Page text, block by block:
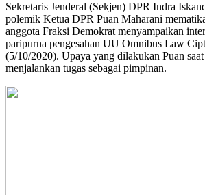
Sekretaris Jenderal (Sekjen) DPR Indra
polemik Ketua DPR Puan Maharani
anggota Fraksi Demokrat menyampaikan
paripurna pengesahan UU Omnibus Law
(5/10/2020). Upaya yang dilakukan Puan
menjalankan tugas sebagai pimpinan.